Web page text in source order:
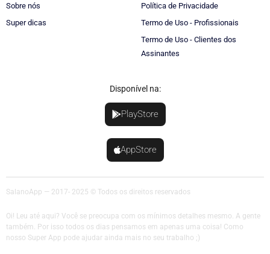
Sobre nós
Super dicas
Política de Privacidade
Termo de Uso - Profissionais
Termo de Uso - Clientes dos
Assinantes
Disponível na:
PlayStore
AppStore
SalanoApp — 2017- 2025 © Todos os direitos reservados
Oi! Leu até aqui? Você se preocupa com os mínimos detalhes mesmo. A gente
também. Por isso todos os dias pensamos em apenas uma coisa! Como
nosso Super App pode ajudar ainda mais no seu trabalho ;)